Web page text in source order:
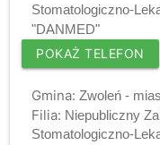
Stomatologiczno-
"DANMED"
POKAŻ TELEFON
Gmina: Zwoleń -
Filia: Niepubliczny
Stomatologiczno-